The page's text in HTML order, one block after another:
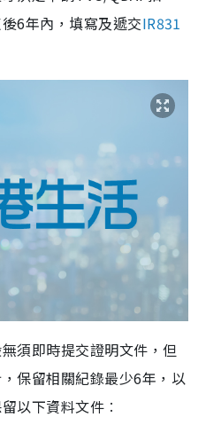
6年內，填寫及遞交IR831
須即時提交證明文件，但
保留相關紀錄最少6年，以
以下資料文件︰